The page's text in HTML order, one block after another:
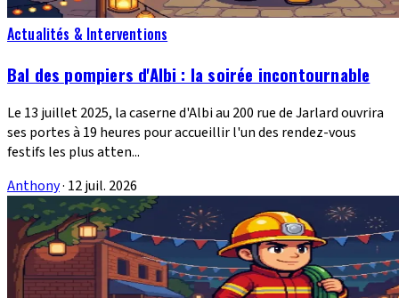
Actualités & Interventions
Bal des pompiers d'Albi : la soirée incontournable
Le 13 juillet 2025, la caserne d'Albi au 200 rue de Jarlard ouvrira
ses portes à 19 heures pour accueillir l'un des rendez-vous
festifs les plus atten...
Anthony· 12 juil. 2026